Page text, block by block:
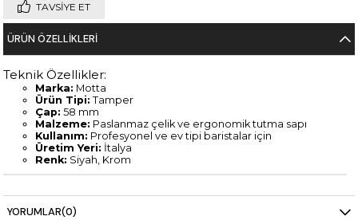
TAVSIYE ET
ÜRÜN ÖZELLIKLERI
Teknik Özellikler:
Marka: Motta
Ürün Tipi: Tamper
Çap: 58 mm
Malzeme: Paslanmaz çelik ve ergonomik tutma sapı
Kullanım: Profesyonel ve ev tipi baristalar için
Üretim Yeri: İtalya
Renk: Siyah, Krom
YORUMLAR(0)